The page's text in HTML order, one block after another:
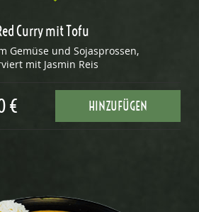
Curry mit Tofu
Gemüse und Sojasprossen,
mit Jasmin Reis
€ HINZUFÜGEN